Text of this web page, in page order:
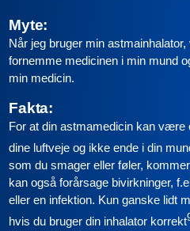
Myte:
Når jeg bruger min
fornemme medicinen i min mund
min medicin.
Fakta:
For at din astmamedicin kan være
dine luftveje og ikke ende i din
som du smager eller føler,
kan også forårsage bivirkninger,
eller en infektion. Kun ganske lidt
hvis du bruger din inhalator korrekt